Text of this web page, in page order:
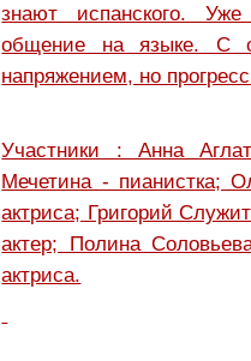
знают испанского.
общение на языке. С
напряжением, но
Участники : Анна
Мечетина - пианистка;
актриса; Григорий
актер; Полина
актриса.